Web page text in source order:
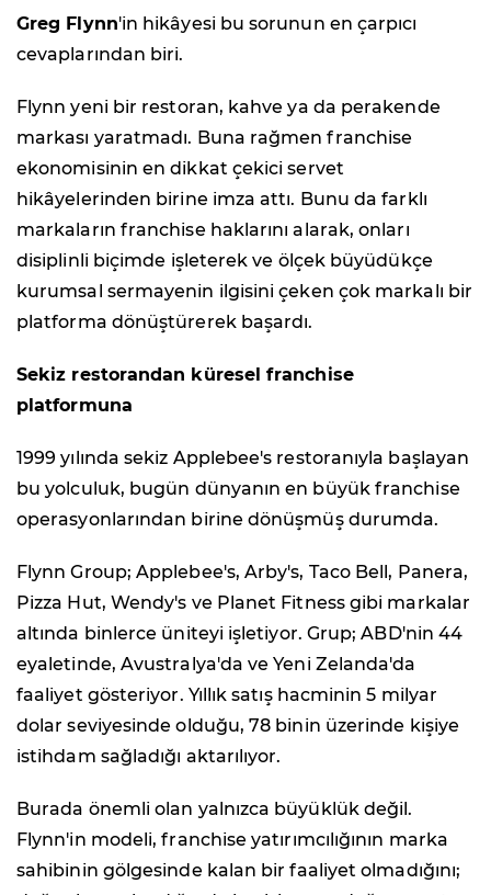
Greg Flynn'in hikâyesi bu sorunun en çarpıcı
cevaplarından biri.
Flynn yeni bir restoran, kahve ya da perakende
markası yaratmadı. Buna rağmen franchise
ekonomisinin en dikkat çekici servet
hikâyelerinden birine imza attı. Bunu da farklı
markaların franchise haklarını alarak, onları
disiplinli biçimde işleterek ve ölçek büyüdükçe
kurumsal sermayenin ilgisini çeken çok markalı bir
platforma dönüştürerek başardı.
Sekiz restorandan küresel franchise
platformuna
1999 yılında sekiz Applebee's restoranıyla başlayan
bu yolculuk, bugün dünyanın en büyük franchise
operasyonlarından birine dönüşmüş durumda.
Flynn Group; Applebee's, Arby's, Taco Bell, Panera,
Pizza Hut, Wendy's ve Planet Fitness gibi markalar
altında binlerce üniteyi işletiyor. Grup; ABD'nin 44
eyaletinde, Avustralya'da ve Yeni Zelanda'da
faaliyet gösteriyor. Yıllık satış hacminin 5 milyar
dolar seviyesinde olduğu, 78 binin üzerinde kişiye
istihdam sağladığı aktarılıyor.
Burada önemli olan yalnızca büyüklük değil.
Flynn'in modeli, franchise yatırımcılığının marka
sahibinin gölgesinde kalan bir faaliyet olmadığını;